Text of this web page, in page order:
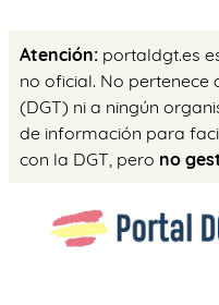
Atención: portaldgt.es
no oficial. No pertenece
(DGT) ni a ningún
de información para
con la DGT, pero no